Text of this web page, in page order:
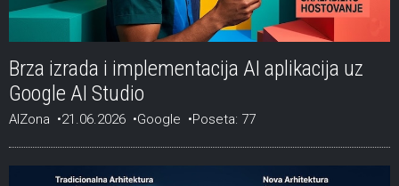
Brza izrada i implementacija AI aplikacija uz
Google AI Studio
AIZona 21.06.2026 Google Poseta: 77